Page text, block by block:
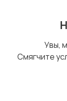
Увы,
Смягчите